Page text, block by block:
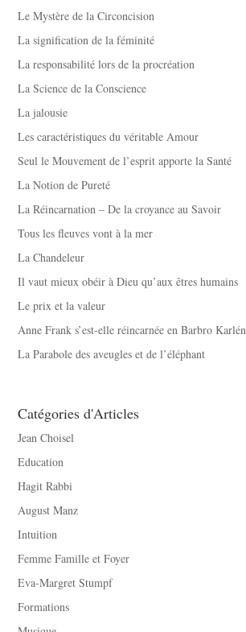
Le Mystère de la Circoncision
La signification de la féminité
La responsabilité lors de la procréation
La Science de la Conscience
La jalousie
Les caractéristiques du véritable Amour
Seul le Mouvement de l’esprit apporte la Santé
La Notion de Pureté
La Réincarnation – De la croyance au Savoir
Tous les fleuves vont à la mer
La Chandeleur
Il vaut mieux obéir à Dieu qu’aux êtres humains
Le prix et la valeur
Anne Frank s’est-elle réincarnée en Barbro Karlén
La Parabole des aveugles et de l’éléphant
Catégories d'Articles
Jean Choisel
Education
Hagit Rabbi
August Manz
Intuition
Femme Famille et Foyer
Eva-Margret Stumpf
Formations